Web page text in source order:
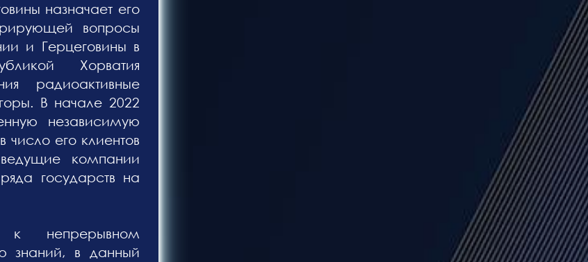
назначает его
вопросы
и Герцеговины в
Хорватия
радиоактивные
В начале 2022
независимую
его клиентов
компании
государств на
к непрерывном
знаний, в данный